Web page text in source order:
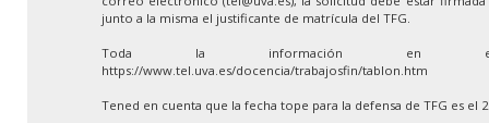
junto a la misma el justificante de matrícula del TFG.
Toda la información en
https://www.tel.uva.es/docencia/trabajosfin/tablon.htm
Tened en cuenta que la fecha tope para la defensa de TFG es el